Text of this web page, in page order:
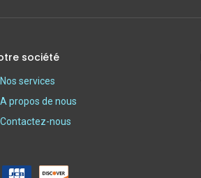
société
Nos services
A propos de nous
Contactez-nous